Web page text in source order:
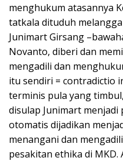
menghukum atasannya
tatkala dituduh
Junimart Girsang
Novanto, diberi dan
mengadili dan
itu sendiri = contradictio
terminis pula yang
disulap Junimart
otomatis dijadikan
menangani dan
pesakitan ethika di MKD.